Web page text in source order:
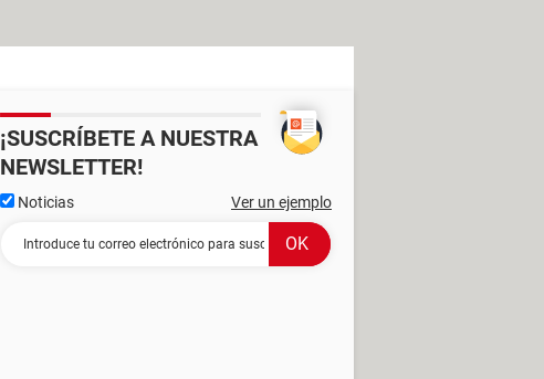
¡SUSCRÍBETE A NUESTRA
NEWSLETTER!
Noticias Ver un ejemplo